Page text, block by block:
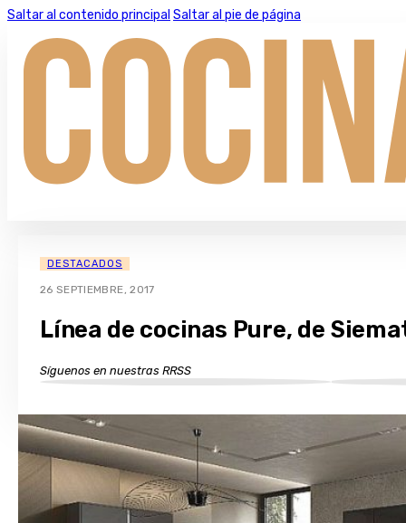
Saltar al contenido principal Saltar al pie de página
DESTACADOS
26 SEPTIEMBRE, 2017
Línea de cocinas Pure, de
Síguenos en nuestras RRSS